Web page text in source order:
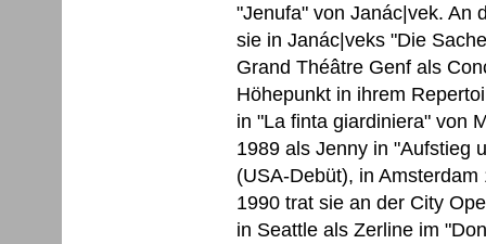
"Jenufa" von Janác|vek. An
sie in Janác|veks "Die
Grand Théâtre Genf als
Höhepunkt in ihrem
in "La finta giardiniera" von
1989 als Jenny in "Aufstieg
(USA-Debüt), in
1990 trat sie an der City
in Seattle als Zerline im